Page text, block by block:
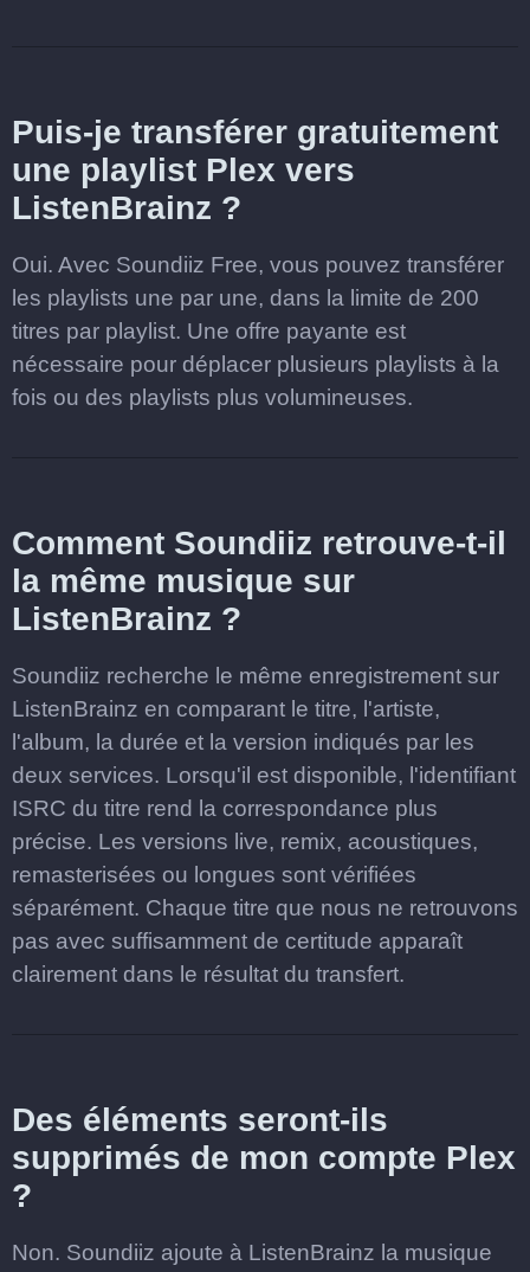
Puis-je transférer gratuitement
une playlist Plex vers
ListenBrainz ?
Oui. Avec Soundiiz Free, vous pouvez transférer
les playlists une par une, dans la limite de 200
titres par playlist. Une offre payante est
nécessaire pour déplacer plusieurs playlists à la
fois ou des playlists plus volumineuses.
Comment Soundiiz retrouve-t-il
la même musique sur
ListenBrainz ?
Soundiiz recherche le même enregistrement sur
ListenBrainz en comparant le titre, l'artiste,
l'album, la durée et la version indiqués par les
deux services. Lorsqu'il est disponible, l'identifiant
ISRC du titre rend la correspondance plus
précise. Les versions live, remix, acoustiques,
remasterisées ou longues sont vérifiées
séparément. Chaque titre que nous ne retrouvons
pas avec suffisamment de certitude apparaît
clairement dans le résultat du transfert.
Des éléments seront-ils
supprimés de mon compte Plex
?
Non. Soundiiz ajoute à ListenBrainz la musique